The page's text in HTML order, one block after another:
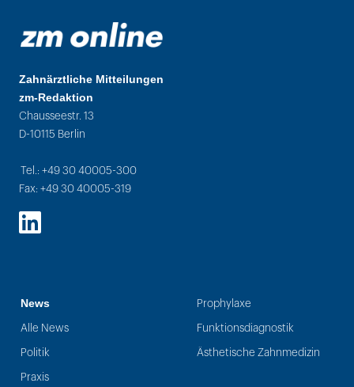
Zahnärztliche Mitteilungen
zm-Redaktion
Chausseestr. 13
D-10115 Berlin
Tel.: +49 30 40005-300
Fax: +49 30 40005-319
LinkedIn
News
Alle News
Politik
Praxis
Prophylaxe
Funktionsdiagnostik
Ästhetische Zahnmedizin